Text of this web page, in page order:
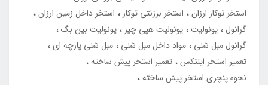
استخر توکار ارزان
استخر برزنتی توکار
استخر داخل زمین ارزان
گرانول یونولیت یونولیت هپی چیر
یونولیت بین بگ
گرانول مبل شنی
مواد داخل مبل شنی
مبل شنی پارچه ای
تعمیر استخر اینتکس تعمیر استخر پیش ساخته
نحوه پنچری استخر پیش ساخته